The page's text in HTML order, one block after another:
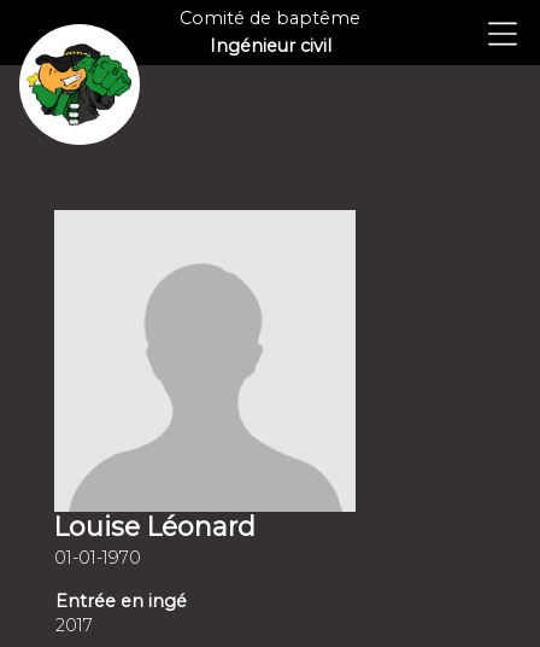
Comité de baptême
Ingénieur civil
Louise Léonard
01-01-1970
Entrée en ingé
2017